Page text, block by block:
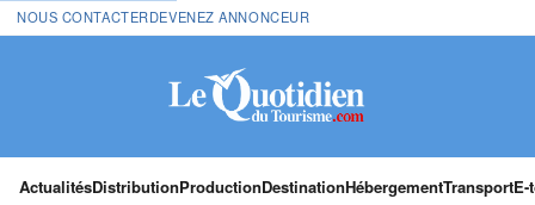
NOUS CONTACTERDEVENEZ ANNONCEUR
ActualitésDistributionProductionDestinationHébergementTransport